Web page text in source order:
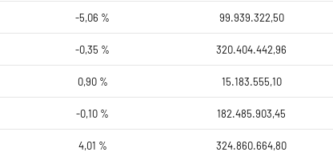
-5,06 % 99.939.322,50
-0,35 % 320.404.442,96
0,90 % 15.183.555,10
-0,10 % 182.485.903,45
4,01 % 324.860.664,80